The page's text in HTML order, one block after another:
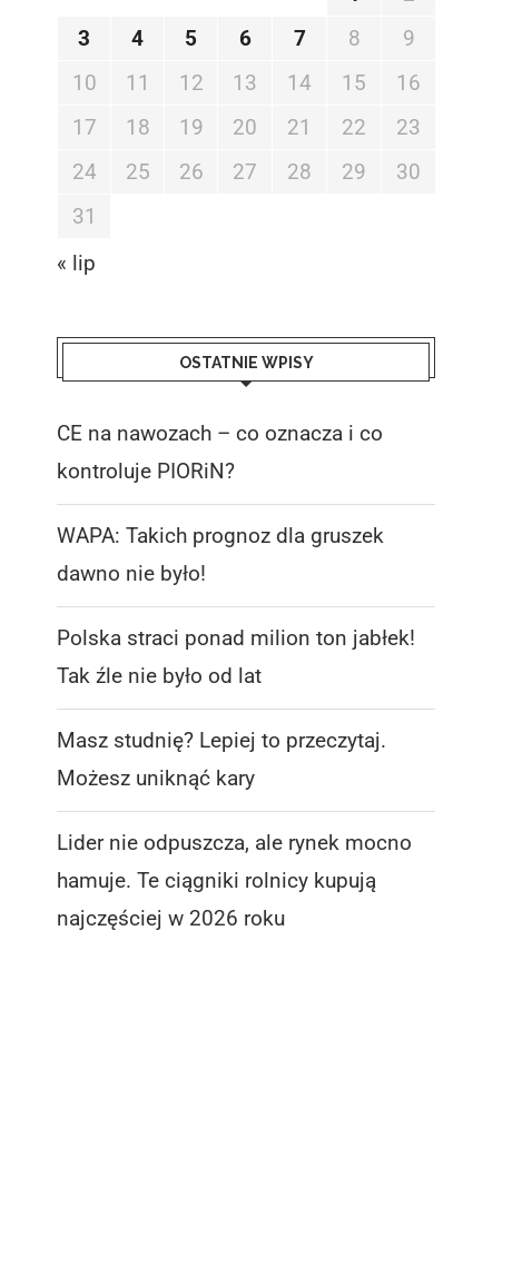
3
4 5 6 7 8
9
10
11 12 13 14 15
16
17
18 19 20 21 22
23
24
25 26 27 28 29
30
31
« lip
OSTATNIE WPISY
CE na nawozach – co oznacza i co
kontroluje PIORiN?
WAPA: Takich prognoz dla gruszek
dawno nie było!
Polska straci ponad milion ton jabłek!
Tak źle nie było od lat
Masz studnię? Lepiej to przeczytaj.
Możesz uniknąć kary
Lider nie odpuszcza, ale rynek mocno
hamuje. Te ciągniki rolnicy kupują
najczęściej w 2026 roku